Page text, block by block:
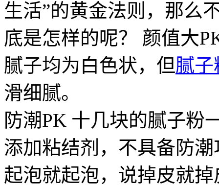
生活”的黄金法则，那么
底是怎样的呢？ 颜值大
腻子均为白色状，但腻子
滑细腻。
防潮PK 十几块的腻子粉
添加粘结剂，不具备防
起泡就起泡，说掉皮就